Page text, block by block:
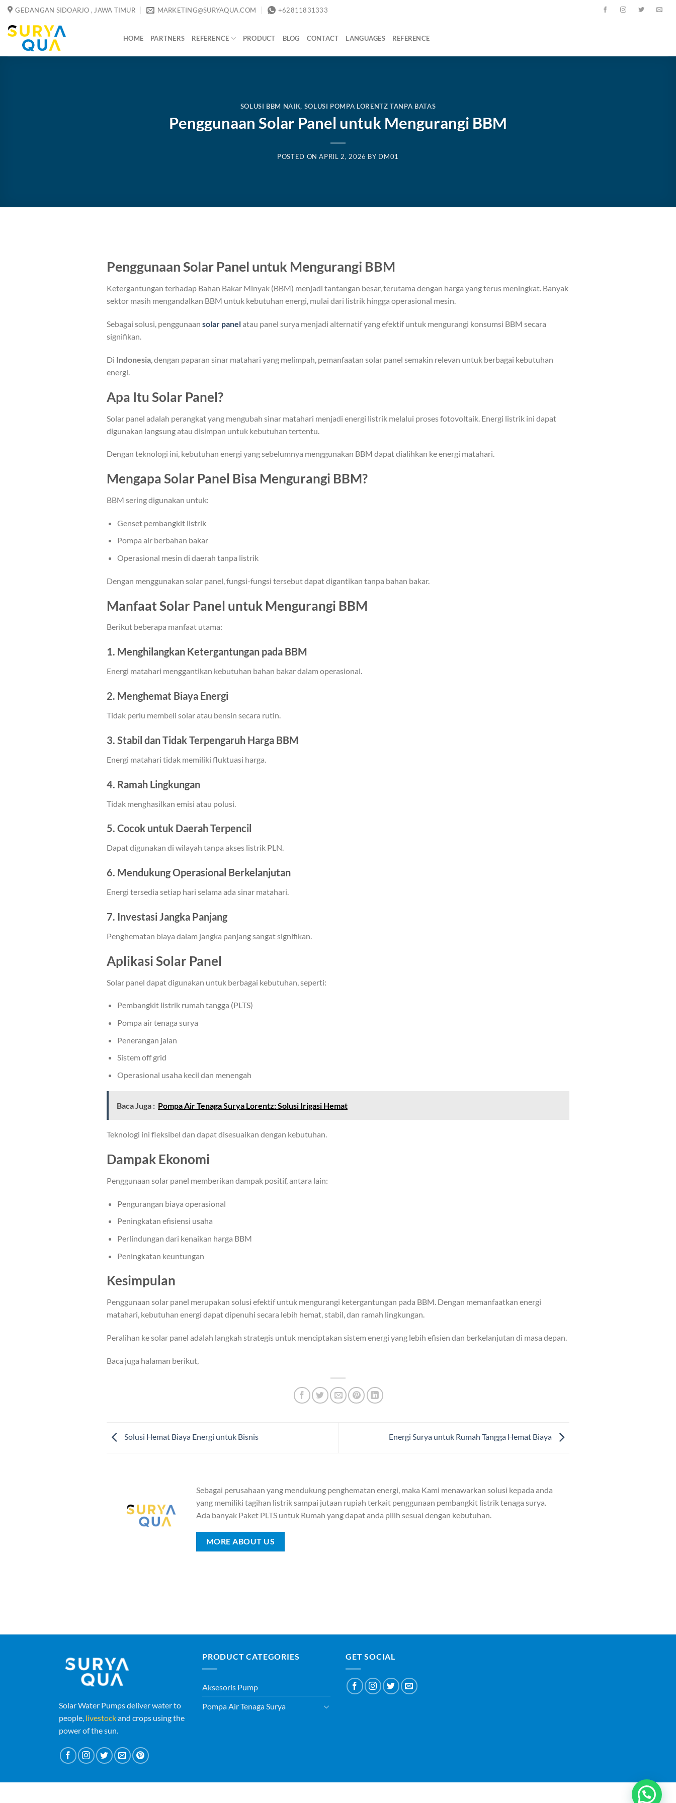
Skip
content
GEDANGAN SIDOARJO , JAWA TIMUR MARKETING@SURYAQUA.COM +62811831333
HOME PARTNERS REFERENCE PRODUCT BLOG CONTACT LANGUAGES REFERENCE
SOLUSI BBM NAIK, SOLUSI POMPA LORENTZ TANPA BATAS
Penggunaan Solar Panel untuk Mengurangi BBM
POSTED ONAPRIL 2, 2026 BY DM01
Penggunaan Solar Panel untuk Mengurangi BBM
Ketergantungan terhadap Bahan Bakar Minyak (BBM) menjadi tantangan besar, terutama dengan harga yang terus meningkat. Banyak
sektor masih mengandalkan BBM untuk kebutuhan energi, mulai dari listrik hingga operasional mesin.
Sebagai solusi, penggunaan solar panelatau panel surya menjadi alternatif yang efektif untuk mengurangi konsumsi BBM secara
signifikan.
Di Indonesia, dengan paparan sinar matahari yang melimpah, pemanfaatan solar panel semakin relevan untuk berbagai kebutuhan
energi.
Apa Itu Solar Panel?
Solar panel adalah perangkat yang mengubah sinar matahari menjadi energi listrik melalui proses fotovoltaik. Energi listrik ini dapat
digunakan langsung atau disimpan untuk kebutuhan tertentu.
Dengan teknologi ini, kebutuhan energi yang sebelumnya menggunakan BBM dapat dialihkan ke energi matahari.
Mengapa Solar Panel Bisa Mengurangi BBM?
BBM sering digunakan untuk:
Genset pembangkit listrik
Pompa air berbahan bakar
Operasional mesin di daerah tanpa listrik
Dengan menggunakan solar panel, fungsi-fungsi tersebut dapat digantikan tanpa bahan bakar.
Manfaat Solar Panel untuk Mengurangi BBM
Berikut beberapa manfaat utama:
1. Menghilangkan Ketergantungan pada BBM
Energi matahari menggantikan kebutuhan bahan bakar dalam operasional.
2. Menghemat Biaya Energi
Tidak perlu membeli solar atau bensin secara rutin.
3. Stabil dan Tidak Terpengaruh Harga BBM
Energi matahari tidak memiliki fluktuasi harga.
4. Ramah Lingkungan
Tidak menghasilkan emisi atau polusi.
5. Cocok untuk Daerah Terpencil
Dapat digunakan di wilayah tanpa akses listrik PLN.
6. Mendukung Operasional Berkelanjutan
Energi tersedia setiap hari selama ada sinar matahari.
7. Investasi Jangka Panjang
Penghematan biaya dalam jangka panjang sangat signifikan.
Aplikasi Solar Panel
Solar panel dapat digunakan untuk berbagai kebutuhan, seperti:
Pembangkit listrik rumah tangga (PLTS)
Pompa air tenaga surya
Penerangan jalan
Sistem off grid
Operasional usaha kecil dan menengah
Baca Juga : Pompa Air Tenaga Surya Lorentz: Solusi Irigasi Hemat
Teknologi ini fleksibel dan dapat disesuaikan dengan kebutuhan.
Dampak Ekonomi
Penggunaan solar panel memberikan dampak positif, antara lain:
Pengurangan biaya operasional
Peningkatan efisiensi usaha
Perlindungan dari kenaikan harga BBM
Peningkatan keuntungan
Kesimpulan
Penggunaan solar panel merupakan solusi efektif untuk mengurangi ketergantungan pada BBM. Dengan memanfaatkan energi
matahari, kebutuhan energi dapat dipenuhi secara lebih hemat, stabil, dan ramah lingkungan.
Peralihan ke solar panel adalah langkah strategis untuk menciptakan sistem energi yang lebih efisien dan berkelanjutan di masa depan.
Baca juga halaman berikut,
Solusi Hemat Biaya Energi untuk Bisnis Energi Surya untuk Rumah Tangga Hemat Biaya
Sebagai perusahaan yang mendukung penghematan energi, maka Kami menawarkan solusi kepada anda
yang memiliki tagihan listrik sampai jutaan rupiah terkait penggunaan pembangkit listrik tenaga surya.
Ada banyak Paket PLTS untuk Rumah yang dapat anda pilih sesuai dengan kebutuhan.
MORE ABOUT US
Solar Water Pumps deliver water to
people, livestockand crops using the
power of the sun.
PRODUCT CATEGORIES
Aksesoris Pump
Pompa Air Tenaga Surya
GET SOCIAL